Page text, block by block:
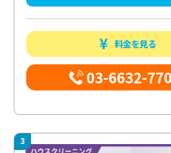
料金を見る
03-6632-
3